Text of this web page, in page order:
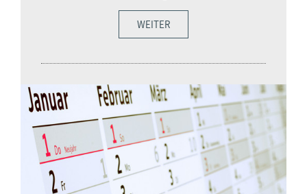
WEITER